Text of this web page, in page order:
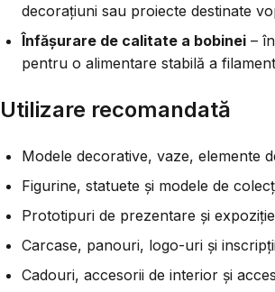
decorațiuni sau proiecte destinate
Înfășurare de calitate a bobinei –
pentru o alimentare stabilă a
Utilizare recomandată
Modele decorative, vaze, elemente
Figurine, statuete și modele de
Prototipuri de prezentare și expoziție
Carcase, panouri, logo-uri și
Cadouri, accesorii de interior și